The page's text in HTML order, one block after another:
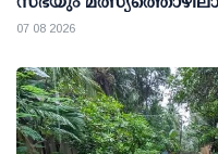
07 08 2026